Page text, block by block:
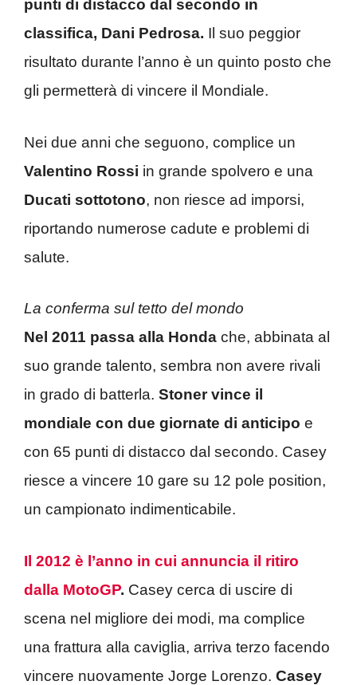
punti di distacco dal secondo in
classifica, Dani Pedrosa. Il suo peggior
risultato durante l’anno è un quinto posto che
gli permetterà di vincere il Mondiale.
Nei due anni che seguono, complice un
Valentino Rossi in grande spolvero e una
Ducati sottotono, non riesce ad imporsi,
riportando numerose cadute e problemi di
salute.
La conferma sul tetto del mondo
Nel 2011 passa alla Honda che, abbinata al
suo grande talento, sembra non avere rivali
in grado di batterla. Stoner vince il
mondiale con due giornate di anticipo e
con 65 punti di distacco dal secondo. Casey
riesce a vincere 10 gare su 12 pole position,
un campionato indimenticabile.
Il 2012 è l’anno in cui annuncia il ritiro
dalla MotoGP. Casey cerca di uscire di
scena nel migliore dei modi, ma complice
una frattura alla caviglia, arriva terzo facendo
vincere nuovamente Jorge Lorenzo. Casey